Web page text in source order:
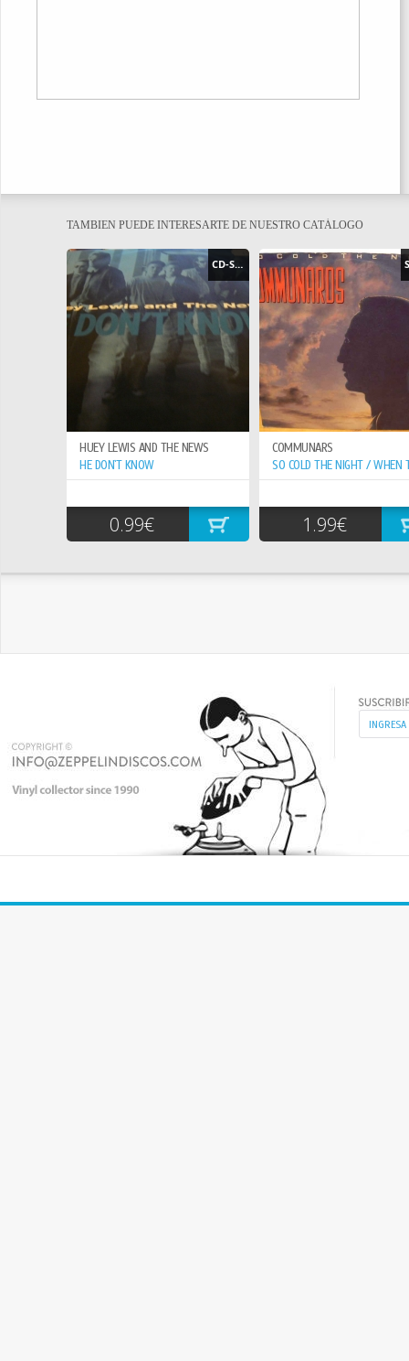
TAMBIEN PUEDE INTERESARTE DE NUESTRO CATÁLOGO
CD-SINGLE
HUEY LEWIS AND THE NEWS
HE DON`T KNOW
0.99€
COMMUNARS
1.99€